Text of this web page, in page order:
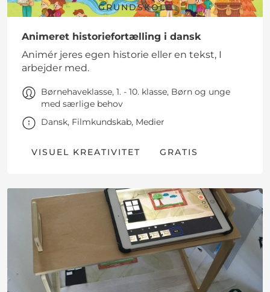
GRUNDSKOLE
Animeret historiefortælling i dansk
Animér jeres egen historie eller en tekst, I
arbejder med.
Børnehaveklasse, 1. - 10. klasse, Børn og unge
med særlige behov
Dansk, Filmkundskab, Medier
VISUEL KREATIVITET GRATIS